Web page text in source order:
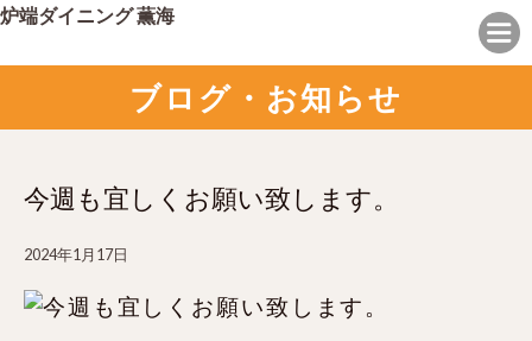
炉端ダイニング 薫海
ブログ・お知らせ
今週も宜しくお願い致します。
2024年1月17日